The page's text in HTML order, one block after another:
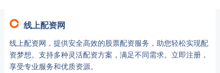
线上配资网
线上配资网，提供安全高效的股票配资服务，助您轻松实现配
资梦想。支持多种灵活配资方案，满足不同需求。立即注册，
享受专业服务和优质资源。